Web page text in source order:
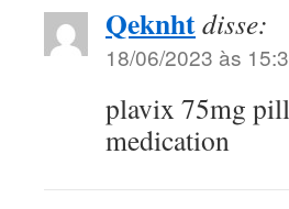
Qeknhtdisse:
18/06/2023 às
plavix 75mg pill
medication